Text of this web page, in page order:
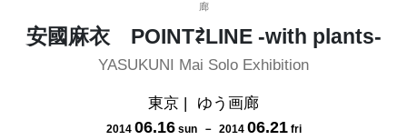
廊
安國麻衣 POINT⇄LINE -with plants-
YASUKUNI Mai Solo Exhibition
東京 | ゆう画廊
2014 06.16 sun－ 2014 06.21 fri